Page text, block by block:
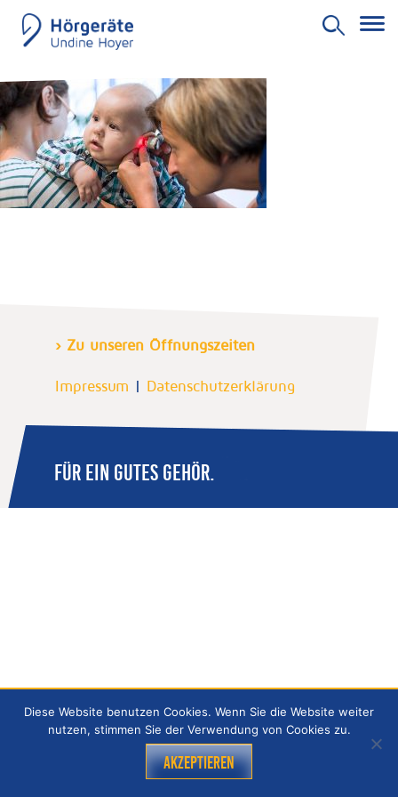
Skip
› Zu unseren Öffnungszeiten
Impressum | Datenschutzerklärung
FÜR EIN GUTES GEHÖR.
Diese Website benutzen Cookies. Wenn Sie die Website weiter
nutzen, stimmen Sie der Verwendung von Cookies zu.
Akzeptieren